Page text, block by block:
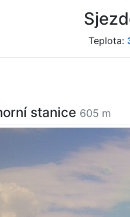
Teplota:
stanice 605 m